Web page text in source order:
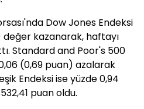
Dow Jones Endeksi
kazanarak, haftayı
Standard and Poor's 500
(0,69 puan) azalarak
Endeksi ise yüzde 0,94
puan oldu.